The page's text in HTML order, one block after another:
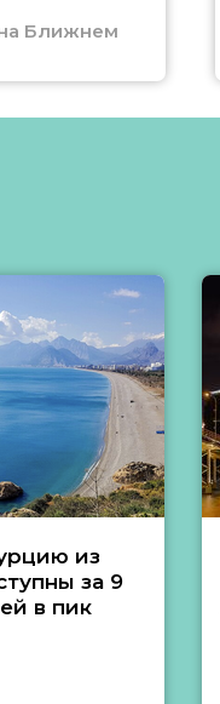
Ближнем
из
за 9
в пик